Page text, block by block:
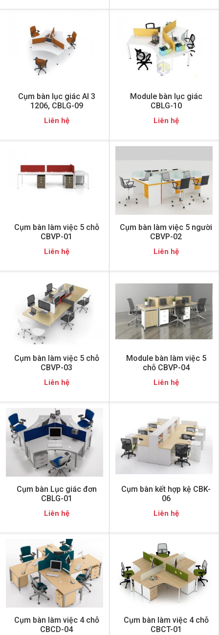
Cụm bàn lục giác AI 3
1206, CBLG-09
Liên hệ
Module bàn lục giác
CBLG-10
Liên hệ
Cụm bàn làm việc 5 chỗ
CBVP-01
Liên hệ
Cụm bàn làm việc 5 người
CBVP-02
Liên hệ
Cụm bàn làm việc 5 chỗ
CBVP-03
Liên hệ
Module bàn làm việc 5
chỗ CBVP-04
Liên hệ
Cụm bàn Lục giác đơn
CBLG-01
Liên hệ
Cụm bàn kết hợp kệ CBK-
06
Liên hệ
Cụm bàn làm việc 4 chỗ
CBCD-04
Cụm bàn làm việc 4 chỗ
CBCT-01